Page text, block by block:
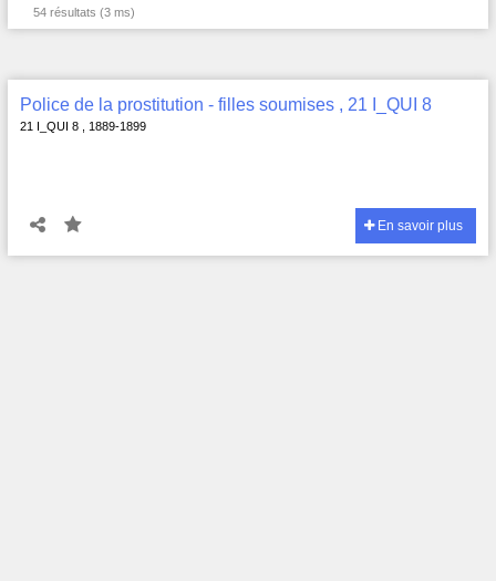
54 résultats (3 ms)
Police de la prostitution - filles soumises , 21 I_QUI 8
21 I_QUI 8 , 1889-1899
En savoir plus